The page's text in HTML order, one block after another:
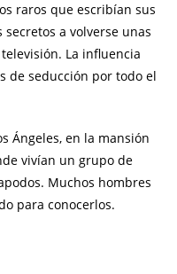
raros que escribían sus
a volverse unas
La influencia
de seducción por todo el
Ángeles, en la mansión
vivían un grupo de
Muchos hombres
para conocerlos.